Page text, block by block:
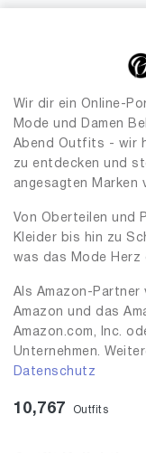
Wir dir ein Online-
Mode und Damen
Abend Outfits - wir
zu entdecken und
angesagten Marken
Von Oberteilen und
Kleider bis hin zu
was das Mode Herz
Als Amazon-Partner
Amazon und das
Amazon.com, Inc.
Unternehmen.
Datenschutz
10,767 Outfits